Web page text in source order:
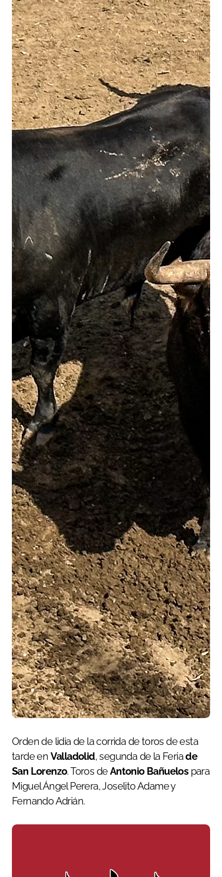
Orden de lidia de la corrida de toros de esta
tarde en Valladolid, segunda de la Feriade
San Lorenzo. Toros deAntonio Bañuelospara
Miguel Ángel Perera, Joselito Adame y
Fernando Adrián.